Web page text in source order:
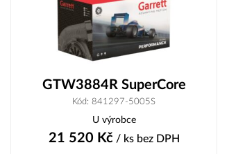
GTW3884R SuperCore
Kód: 841297-5005S
U výrobce
21 520 Kč/ ks bez DPH